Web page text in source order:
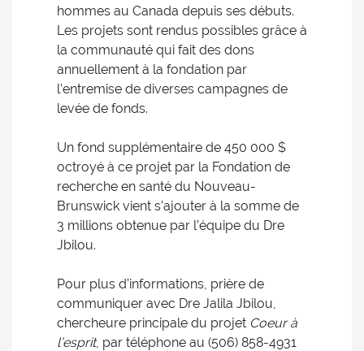
hommes au Canada depuis ses débuts.
Les projets sont rendus possibles grâce à
la communauté qui fait des dons
annuellement à la fondation par
l’entremise de diverses campagnes de
levée de fonds.
Un fond supplémentaire de 450 000 $
octroyé à ce projet par la Fondation de
recherche en santé du Nouveau-
Brunswick vient s’ajouter à la somme de
3 millions obtenue par l’équipe du Dre
Jbilou.
Pour plus d’informations, prière de
communiquer avec Dre Jalila Jbilou,
chercheure principale du projet Coeur à
l’esprit, par téléphone au (506) 858-4931